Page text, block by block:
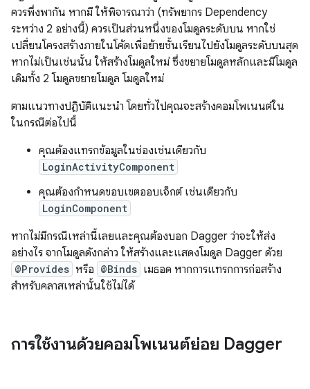
ควรพึ่งพากัน หากมี ให้พิจารณาว่า (ทรัพยากร Dependency
ระหว่าง 2 อย่างนี้) ควรเป็นส่วนหนึ่งของโมดูลระดับบน หากใช่
เปลี่ยนโครงสร้างภายในโค้ดเพื่อย้ายชั้นเรียนไปยังโมดูลระดับบนสุด
หากไม่เป็นเช่นนั้น ให้สร้างโมดูลใหม่ ซึ่งขยายโมดูลหลักและมีโมดูล
เดิมทั้ง 2 โมดูลขยายโมดูล โมดูลใหม่
ตามแนวทางปฏิบัติแนะนำ โดยทั่วไปคุณจะสร้างคอมโพเนนต์ใน
ในกรณีต่อไปนี้
คุณต้องแทรกข้อมูลในช่องเช่นเดียวกับ
LoginActivityComponent
คุณต้องกำหนดขอบเขตออบเจ็กต์ เช่นเดียวกับ
LoginComponent
หากไม่มีกรณีเหล่านี้เลยและคุณต้องบอก Dagger ว่าจะให้ส่ง
อย่างไร จากโมดูลดังกล่าว ให้สร้างและแสดงโมดูล Dagger ด้วย
@Provides หรือ @Binds เมธอด หากการแทรกการก่อสร้าง
สำหรับคลาสเหล่านั้นใช้ไม่ได้
การใช้งานด้วยคอมโพเนนต์ย่อย Dagger